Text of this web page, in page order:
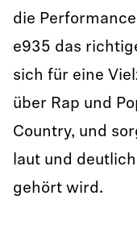
die
e935 das
sich für eine
über Rap und
Country, und
laut und
gehört wird.